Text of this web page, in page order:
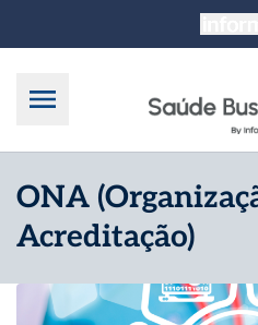
ONA
Acreditação)